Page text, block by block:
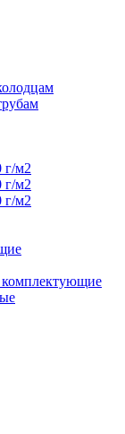
г/м2
г/м2
г/м2
комплектующие